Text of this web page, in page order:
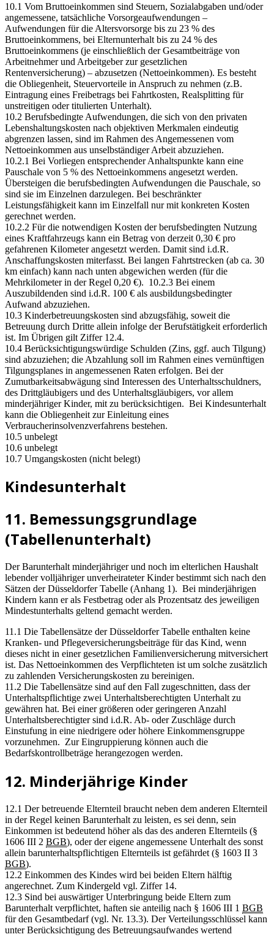
10.1 Vom Bruttoeinkommen sind Steuern, Sozialabgaben und/oder
angemessene, tatsächliche Vorsorgeaufwendungen –
Aufwendungen für die Altersvorsorge bis zu 23 % des
Bruttoeinkommens, bei Elternunterhalt bis zu 24 % des
Bruttoeinkommens (je einschließlich der Gesamtbeiträge von
Arbeitnehmer und Arbeitgeber zur gesetzlichen
Rentenversicherung) – abzusetzen (Nettoeinkommen). Es besteht
die Obliegenheit, Steuervorteile in Anspruch zu nehmen (z.B.
Eintragung eines Freibetrags bei Fahrtkosten, Realsplitting für
unstreitigen oder titulierten Unterhalt).
10.2 Berufsbedingte Aufwendungen, die sich von den privaten
Lebenshaltungskosten nach objektiven Merkmalen eindeutig
abgrenzen lassen, sind im Rahmen des Angemessenen vom
Nettoeinkommen aus unselbständiger Arbeit abzuziehen.
10.2.1 Bei Vorliegen entsprechender Anhaltspunkte kann eine
Pauschale von 5 % des Nettoeinkommens angesetzt werden.
Übersteigen die berufsbedingten Aufwendungen die Pauschale, so
sind sie im Einzelnen darzulegen. Bei beschränkter
Leistungsfähigkeit kann im Einzelfall nur mit konkreten Kosten
gerechnet werden.
10.2.2 Für die notwendigen Kosten der berufsbedingten Nutzung
eines Kraftfahrzeugs kann ein Betrag von derzeit 0,30 € pro
gefahrenen Kilometer angesetzt werden. Damit sind i.d.R.
Anschaffungskosten miterfasst. Bei langen Fahrtstrecken (ab ca. 30
km einfach) kann nach unten abgewichen werden (für die
Mehrkilometer in der Regel 0,20 €). 10.2.3 Bei einem
Auszubildenden sind i.d.R. 100 € als ausbildungsbedingter
Aufwand abzuziehen.
10.3 Kinderbetreuungskosten sind abzugsfähig, soweit die
Betreuung durch Dritte allein infolge der Berufstätigkeit erforderlich
ist. Im Übrigen gilt Ziffer 12.4.
10.4 Berücksichtigungswürdige Schulden (Zins, ggf. auch Tilgung)
sind abzuziehen; die Abzahlung soll im Rahmen eines vernünftigen
Tilgungsplanes in angemessenen Raten erfolgen. Bei der
Zumutbarkeitsabwägung sind Interessen des Unterhaltsschuldners,
des Drittgläubigers und des Unterhaltsgläubigers, vor allem
minderjähriger Kinder, mit zu berücksichtigen. Bei Kindesunterhalt
kann die Obliegenheit zur Einleitung eines
Verbraucherinsolvenzverfahrens bestehen.
10.5 unbelegt
10.6 unbelegt
10.7 Umgangskosten (nicht belegt)
Kindesunterhalt
11. Bemessungsgrundlage
(Tabellenunterhalt)
Der Barunterhalt minderjähriger und noch im elterlichen Haushalt
lebender volljähriger unverheirateter Kinder bestimmt sich nach den
Sätzen der Düsseldorfer Tabelle (Anhang 1). Bei minderjährigen
Kindern kann er als Festbetrag oder als Prozentsatz des jeweiligen
Mindestunterhalts geltend gemacht werden.
11.1 Die Tabellensätze der Düsseldorfer Tabelle enthalten keine
Kranken- und Pflegeversicherungsbeiträge für das Kind, wenn
dieses nicht in einer gesetzlichen Familienversicherung mitversichert
ist. Das Nettoeinkommen des Verpflichteten ist um solche zusätzlich
zu zahlenden Versicherungskosten zu bereinigen.
11.2 Die Tabellensätze sind auf den Fall zugeschnitten, dass der
Unterhaltspflichtige zwei Unterhaltsberechtigten Unterhalt zu
gewähren hat. Bei einer größeren oder geringeren Anzahl
Unterhaltsberechtigter sind i.d.R. Ab- oder Zuschläge durch
Einstufung in eine niedrigere oder höhere Einkommensgruppe
vorzunehmen. Zur Eingruppierung können auch die
Bedarfskontrollbeträge herangezogen werden.
12. Minderjährige Kinder
12.1 Der betreuende Elternteil braucht neben dem anderen Elternteil
in der Regel keinen Barunterhalt zu leisten, es sei denn, sein
Einkommen ist bedeutend höher als das des anderen Elternteils (§
1606 III 2 BGB), oder der eigene angemessene Unterhalt des sonst
allein barunterhaltspflichtigen Elternteils ist gefährdet (§ 1603 II 3
BGB).
12.2 Einkommen des Kindes wird bei beiden Eltern hälftig
angerechnet. Zum Kindergeld vgl. Ziffer 14.
12.3 Sind bei auswärtiger Unterbringung beide Eltern zum
Barunterhalt verpflichtet, haften sie anteilig nach § 1606 III 1 BGB
für den Gesamtbedarf (vgl. Nr. 13.3). Der Verteilungsschlüssel kann
unter Berücksichtigung des Betreuungsaufwandes wertend